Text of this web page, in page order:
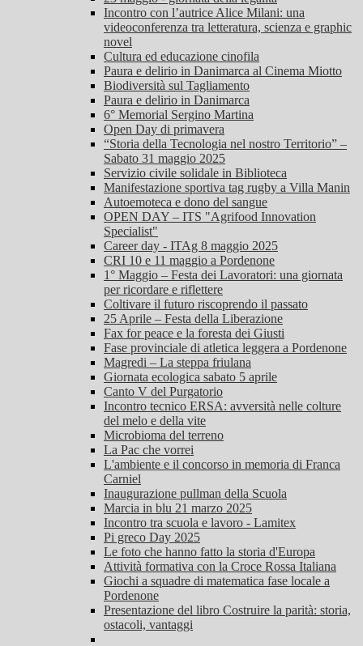
Incontro con l’autrice Alice Milani: una
videoconferenza tra letteratura, scienza e graphic
novel
Cultura ed educazione cinofila
Paura e delirio in Danimarca al Cinema Miotto
Biodiversità sul Tagliamento
Paura e delirio in Danimarca
6° Memorial Sergino Martina
Open Day di primavera
“Storia della Tecnologia nel nostro Territorio” –
Sabato 31 maggio 2025
Servizio civile solidale in Biblioteca
Manifestazione sportiva tag rugby a Villa Manin
Autoemoteca e dono del sangue
OPEN DAY – ITS "Agrifood Innovation
Specialist"
Career day - ITAg 8 maggio 2025
CRI 10 e 11 maggio a Pordenone
1° Maggio – Festa dei Lavoratori: una giornata
per ricordare e riflettere
Coltivare il futuro riscoprendo il passato
25 Aprile – Festa della Liberazione
Fax for peace e la foresta dei Giusti
Fase provinciale di atletica leggera a Pordenone
Magredi – La steppa friulana
Giornata ecologica sabato 5 aprile
Canto V del Purgatorio
Incontro tecnico ERSA: avversità nelle colture
del melo e della vite
Microbioma del terreno
La Pac che vorrei
L'ambiente e il concorso in memoria di Franca
Carniel
Inaugurazione pullman della Scuola
Marcia in blu 21 marzo 2025
Incontro tra scuola e lavoro - Lamitex
Pi greco Day 2025
Le foto che hanno fatto la storia d'Europa
Attività formativa con la Croce Rossa Italiana
Giochi a squadre di matematica fase locale a
Pordenone
Presentazione del libro Costruire la parità: storia,
ostacoli, vantaggi